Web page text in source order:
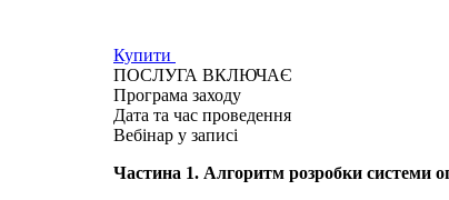
Купити
ПОСЛУГА ВКЛЮЧАЄ
Програма заходу
Дата та час проведення
Вебінар у записі
Частина 1. Алгоритм розробки системи